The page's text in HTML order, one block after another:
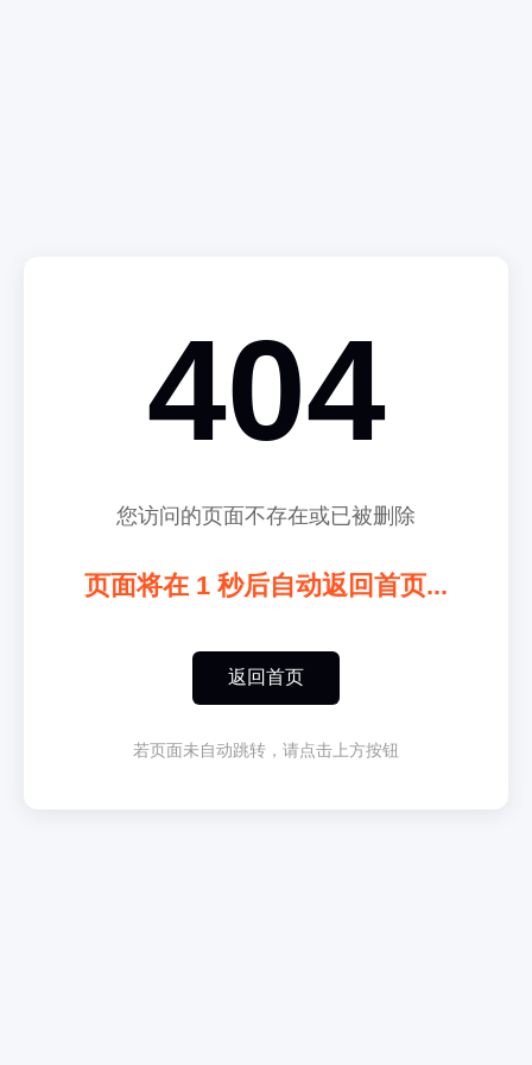
404
您访问的页面不存在或已被删除
页面将在 1 秒后自动返回首页...
返回首页
若页面未自动跳转，请点击上方按钮